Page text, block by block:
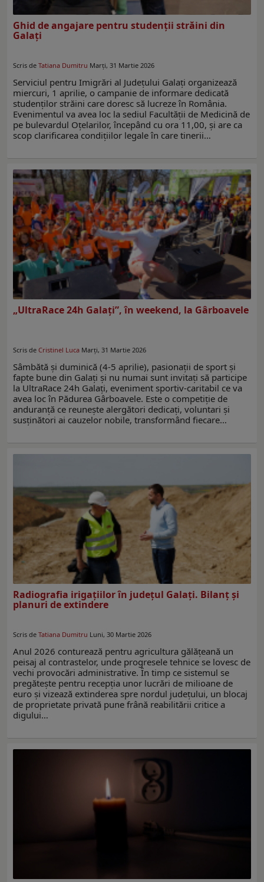
Ghid de angajare pentru studenții străini din
Galaţi
Scris de Tatiana Dumitru Marți, 31 Martie 2026
Serviciul pentru Imigrări al Județului Galați organizează
miercuri, 1 aprilie, o campanie de informare dedicată
studenților străini care doresc să lucreze în România.
Evenimentul va avea loc la sediul Facultății de Medicină de
pe bulevardul Oțelarilor, începând cu ora 11,00, și are ca
scop clarificarea condițiilor legale în care tinerii…
„UltraRace 24h Galați”, în weekend, la Gârboavele
Scris de Cristinel Luca Marți, 31 Martie 2026
Sâmbătă și duminică (4-5 aprilie), pasionații de sport și
fapte bune din Galați și nu numai sunt invitați să participe
la UltraRace 24h Galați, eveniment sportiv-caritabil ce va
avea loc în Pădurea Gârboavele. Este o competiție de
anduranță ce reunește alergători dedicați, voluntari și
susținători ai cauzelor nobile, transformând fiecare…
Radiografia irigațiilor în judeţul Galați. Bilanț și
planuri de extindere
Scris de Tatiana Dumitru Luni, 30 Martie 2026
Anul 2026 conturează pentru agricultura gălățeană un
peisaj al contrastelor, unde progresele tehnice se lovesc de
vechi provocări administrative. În timp ce sistemul se
pregătește pentru recepția unor lucrări de milioane de
euro și vizează extinderea spre nordul județului, un blocaj
de proprietate privată pune frână reabilitării critice a
digului…